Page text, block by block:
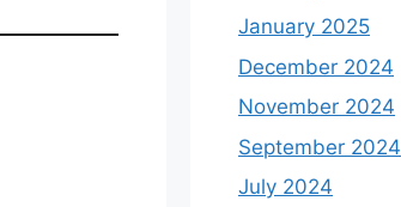
January 2025
December 2024
November 2024
September 2024
July 2024